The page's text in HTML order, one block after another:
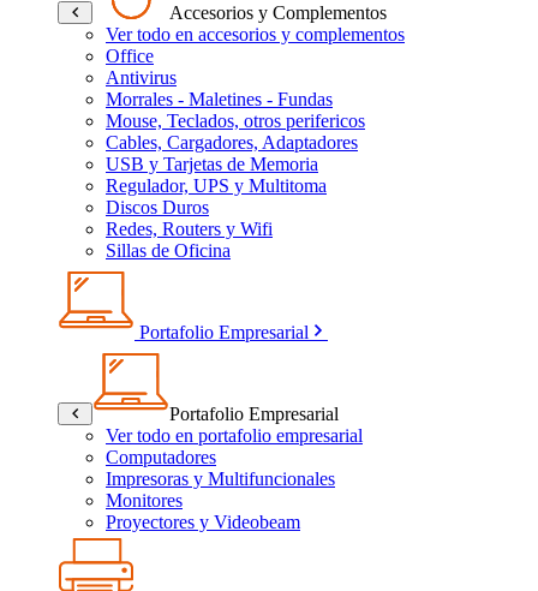
Accesorios y Complementos
Ver todo en accesorios y complementos
Office
Antivirus
Morrales - Maletines - Fundas
Mouse, Teclados, otros perifericos
Cables, Cargadores, Adaptadores
USB y Tarjetas de Memoria
Regulador, UPS y Multitoma
Discos Duros
Redes, Routers y Wifi
Sillas de Oficina
Portafolio Empresarial
Portafolio Empresarial
Ver todo en portafolio empresarial
Computadores
Impresoras y Multifuncionales
Monitores
Proyectores y Videobeam